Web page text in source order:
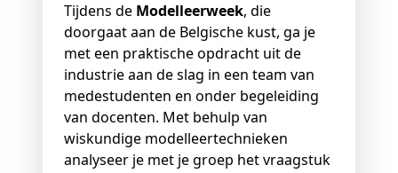
Tijdens de Modelleerweek, die
doorgaat aan de Belgische kust, ga je
met een praktische opdracht uit de
industrie aan de slag in een team van
medestudenten en onder begeleiding
van docenten. Met behulp van
wiskundige modelleertechnieken
analyseer je met je groep het vraagstuk